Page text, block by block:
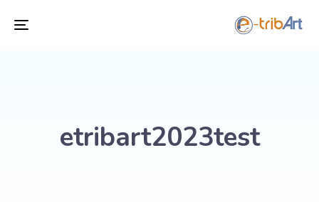
Toggle
etribart2023test